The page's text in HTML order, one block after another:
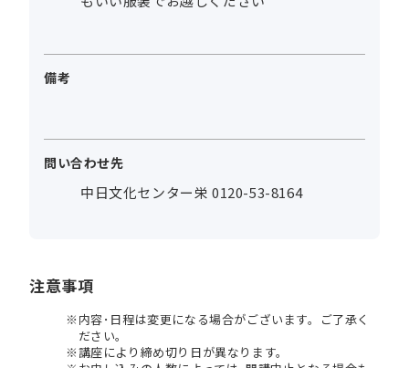
備考
問い合わせ先
中日文化センター栄 0120-53-8164
注意事項
内容･日程は変更になる場合がございます。ご了承く
ださい。
講座により締め切り日が異なります。